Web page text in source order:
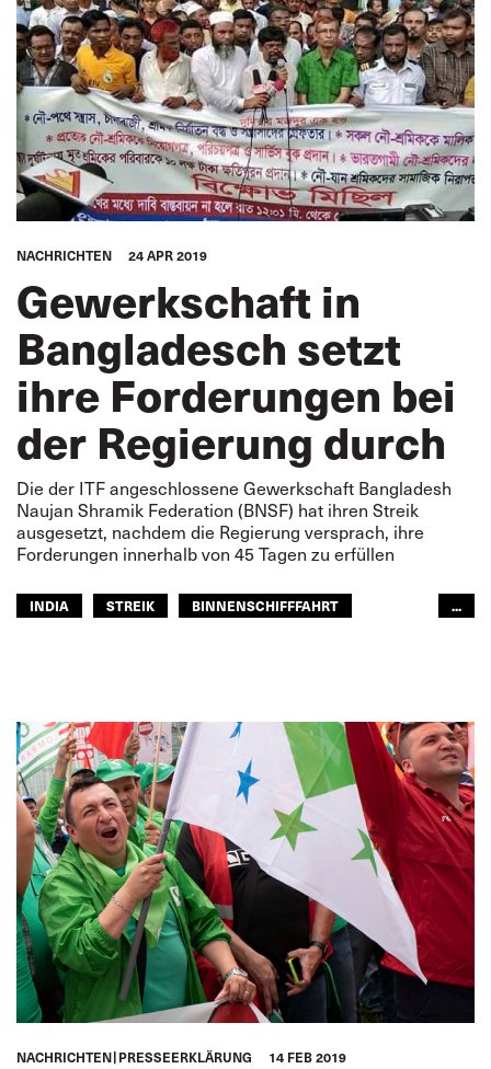
NACHRICHTEN 24 APR 2019
Gewerkschaft in
Bangladesch setzt
ihre Forderungen bei
der Regierung durch
Die der ITF angeschlossene Gewerkschaft Bangladesh
Naujan Shramik Federation (BNSF) hat ihren Streik
ausgesetzt, nachdem die Regierung versprach, ihre
Forderungen innerhalb von 45 Tagen zu erfüllen
INDIA STREIK
BINNENSCHIFFFAHRT
...
NACHRICHTEN PRESSEERKLÄRUNG 14 FEB 2019